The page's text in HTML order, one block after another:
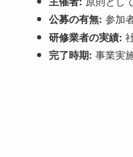
公募の有無: 参加
研修業者の実績:
完了時期: 事業実